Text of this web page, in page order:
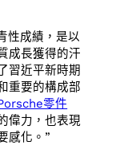
性成績，是以
成長獲得的汗
習近平新時期
重要的構成部
零件
偉力，也表現
感化。”